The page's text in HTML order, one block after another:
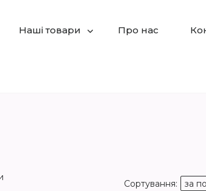
Наші товари Про нас